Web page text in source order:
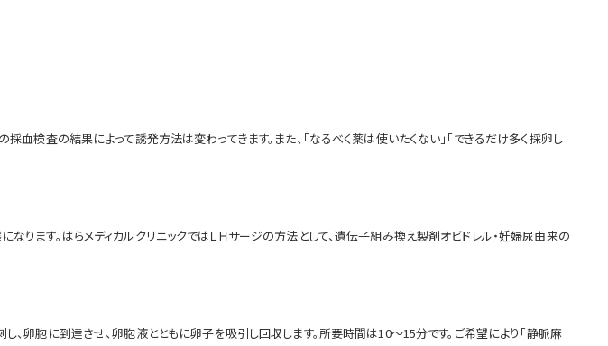
検査の結果によって誘発方法は変わってきます。また、「なるべく薬は使いたくない」「できるだけ多く採卵し
ます。はらメディカルクリニックではＬＨサージの方法として、遺伝子組み換え製剤オビドレル・妊婦尿由来の
卵胞に到達させ、卵胞液とともに卵子を吸引し回収します。所要時間は10～15分です。ご希望により「静脈麻